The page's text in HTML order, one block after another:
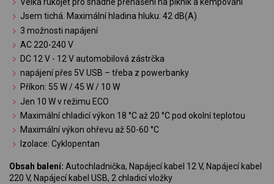
Velká rukojeť pro snadné přenášení na piknik a kempování
Jsem tichá. Maximální hladina hluku: 42 dB(A)
3 možnosti napájení
AC 220-240 V
DC 12 V - 12 V automobilová zástrčka
napájení přes 5V USB – třeba z powerbanky
Příkon: 55 W / 45 W / 10 W
Jen 10 W v režimu ECO
Maximální chladicí výkon 18 °C až 20 °C pod okolní teplotou
Maximální výkon ohřevu až 50-60 °C
Izolace: Cyklopentan
Obsah balení: Autochladnička, Napájecí kabel 12 V, Napájecí kabel
220 V, Napájecí kabel USB, 2 chladicí vložky